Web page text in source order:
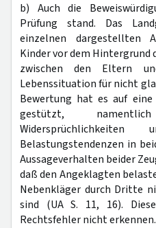
b) Auch die
Prüfung stand. Das
einzelnen dargestellten
Kinder vor dem Hintergrund
zwischen den Eltern
Lebenssituation für nicht
Bewertung hat es auf
gestützt,
Belastungstendenzen in
Aussageverhalten beider
daß den Angeklagten
Nebenkläger durch Dritte
sind (UA S. 11, 16).
Rechtsfehler nicht erkennen.